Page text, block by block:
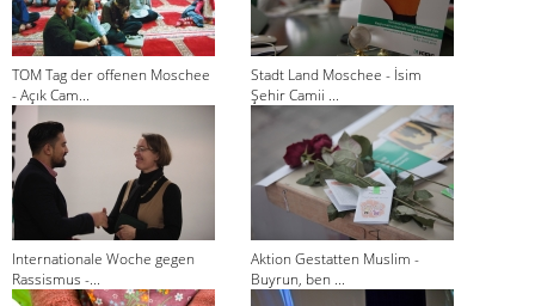
TOM Tag der offenen Moschee
- Açık Cam...
Stadt Land Moschee - İsim
Şehir Camii ...
Internationale Woche gegen
Rassismus -...
Aktion Gestatten Muslim -
Buyrun, ben ...